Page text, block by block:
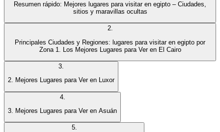
Resumen rápido: Mejores lugares para visitar en egipto – Ciudades,
sitios y maravillas ocultas
2.
Principales Ciudades y Regiones: lugares para visitar en egipto por
Zona 1. Los Mejores Lugares para Ver en El Cairo
3.
2. Mejores Lugares para Ver en Luxor
4.
3. Mejores Lugares para Ver en Asuán
5.